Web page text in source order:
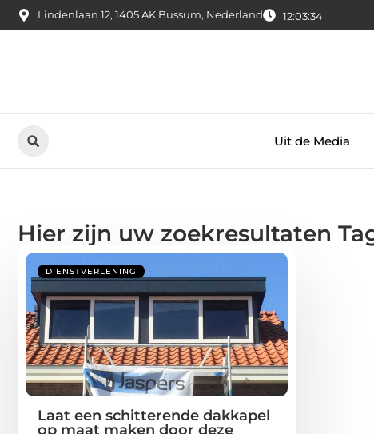
Lindenlaan 12, 1405 AK Bussum, Nederland 12:03:35
Uit de Media
Hier zijn uw zoekresultaten
DIENSTVERLENING
Laat een schitterende dakkapel
op maat maken door deze